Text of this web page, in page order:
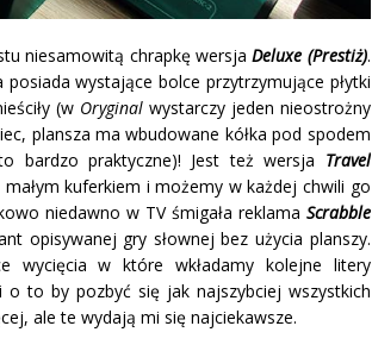
niesamowitą chrapkę wersjaDeluxe (Prestiż).
wystające bolce przytrzymujące płytki
(w Oryginal wystarczy jeden nieostrożny
plansza ma wbudowane kółka pod spodem
bardzo praktyczne)! Jest też wersja Travel
kuferkiem i możemy w każdej chwili go
niedawno w TV śmigała reklama Scrabble
opisywanej gry słownej bez użycia planszy.
wycięcia w które wkładamy kolejne litery
o to by pozbyć się jak najszybciej wszystkich
ale te wydają mi się najciekawsze.